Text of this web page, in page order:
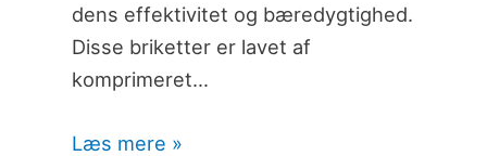
dens effektivitet og bæredygtighed.
Disse briketter er lavet af
komprimeret…
Læs mere »